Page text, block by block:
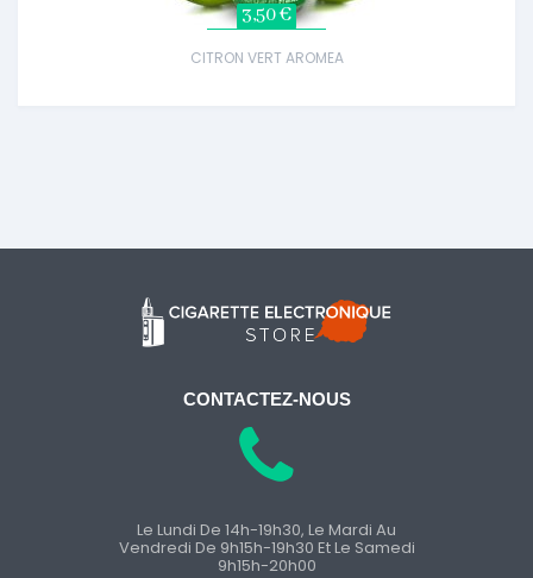
3,50 €
CITRON VERT AROMEA
CONTACTEZ-NOUS
Le Lundi De 14h-19h30, Le Mardi Au
Vendredi De 9h15h-19h30 Et Le Samedi
9h15h-20h00